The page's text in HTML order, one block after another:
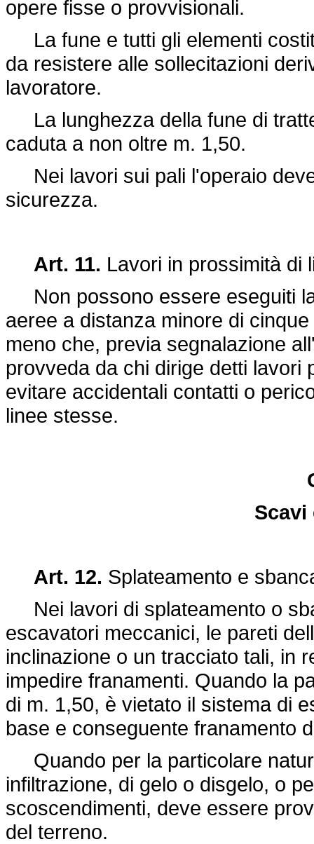
opere fisse o provvisionali.
La fune e tutti gli elementi
da resistere alle sollecitazioni
lavoratore.
La lunghezza della fune di
caduta a non oltre m. 1,50.
Nei lavori sui pali l'operaio
sicurezza.
Art. 11. Lavori in prossimità di
Non possono essere eseguiti
aeree a distanza minore di
meno che, previa segnalazione
provveda da chi dirige detti lavori
evitare accidentali contatti o
linee stesse.
Scavi
Art. 12. Splateamento e
Nei lavori di splateamento o
escavatori meccanici, le pareti
inclinazione o un tracciato tali, in
impedire franamenti. Quando la
di m. 1,50, è vietato il sistema di
base e conseguente franamento
Quando per la particolare
infiltrazione, di gelo o disgelo, o
scoscendimenti, deve essere
del terreno.